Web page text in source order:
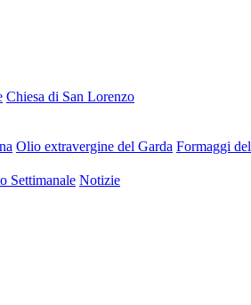
Chiesa di San Lorenzo
Olio extravergine del Garda Formaggi
Settimanale Notizie